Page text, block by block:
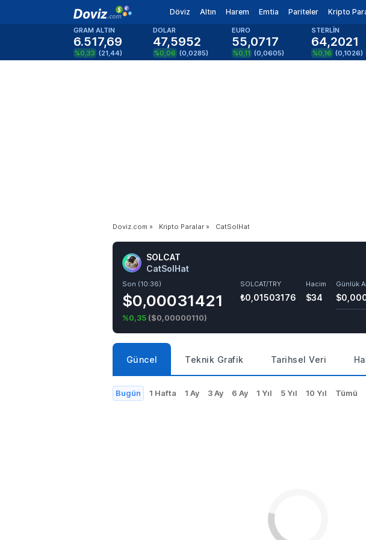
Döviz Altın Harem Emtia Pariteler Kripto
GRAM ALTIN
6.517,69
%0,33 (21,44)
DOLAR
47,5952
%0,06 (0,0285)
EURO
55,0717
%0,11 (0,0605)
STERLİN
64,2021
%0,16 (0,1026)
Doviz.com » Kripto Paralar » CatSolHat
SOLCAT
CatSolHat
Son (10:36)
$0,00031421
%0,35 ($0,00000110)
SOLCAT/TRY
₺0,01503176
Hacim
$34
Günlük
Güncel Teknik Grafik Tarihsel Veri
Bugün 1 Hafta 1 Ay 3 Ay 6 Ay 1 Yıl 5 Yıl 10 Yıl Tümü